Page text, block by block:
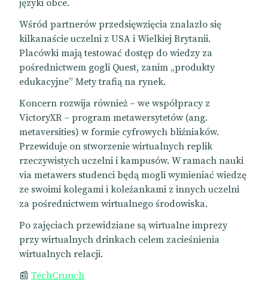
języki obce.
Wśród partnerów przedsięwzięcia znalazło się
kilkanaście uczelni z USA i Wielkiej Brytanii.
Placówki mają testować dostęp do wiedzy za
pośrednictwem gogli Quest, zanim „produkty
edukacyjne” Mety trafią na rynek.
Koncern rozwija również – we współpracy z
VictoryXR – program metawersytetów (ang.
metaversities) w formie cyfrowych bliźniaków.
Przewiduje on stworzenie wirtualnych replik
rzeczywistych uczelni i kampusów. W ramach nauki
via metawers studenci będą mogli wymieniać wiedzę
ze swoimi kolegami i koleżankami z innych uczelni
za pośrednictwem wirtualnego środowiska.
Po zajęciach przewidziane są wirtualne imprezy
przy wirtualnych drinkach celem zacieśnienia
wirtualnych relacji.
📰 TechCrunch